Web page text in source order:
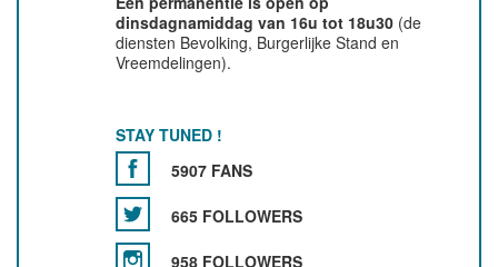
dinsdagnamiddag van 16u tot 18u30 (de
diensten Bevolking, Burgerlijke Stand en
Vreemdelingen).
STAY TUNED !
5907 FANS
665 FOLLOWERS
958 FOLLOWERS